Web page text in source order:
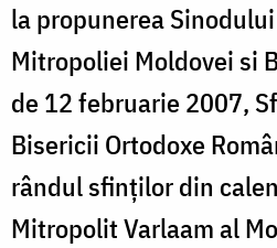
la propunerea
Mitropoliei Moldovei si
de 12 februarie 2007,
Bisericii Ortodoxe
rândul sfinților din
Mitropolit Varlaam al